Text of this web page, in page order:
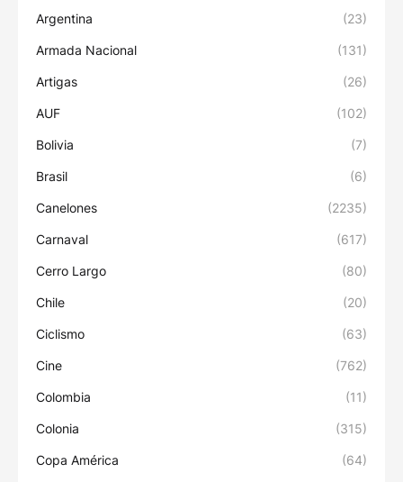
Argentina (23)
Armada Nacional (131)
Artigas (26)
AUF (102)
Bolivia (7)
Brasil (6)
Canelones (2235)
Carnaval (617)
Cerro Largo (80)
Chile (20)
Ciclismo (63)
Cine (762)
Colombia (11)
Colonia (315)
Copa América (64)